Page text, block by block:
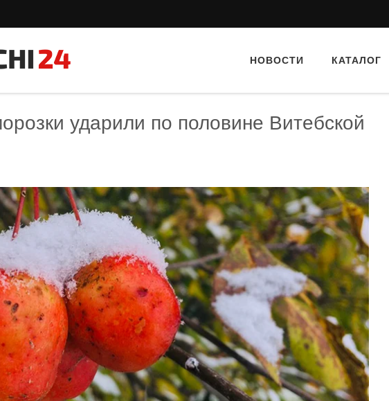
НОВОСТИ КАТАЛОГ
ударили по половине Витебской
Тайный гость: кафе «Фасти Хасти»